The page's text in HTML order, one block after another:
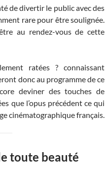
de divertir le public avec des
rare pour être soulignée.
au rendez-vous de cette
ratées ? connaissant
donc au programme de ce
deviner des touches de
que l’opus précédent ce qui
cinématographique français.
toute beauté